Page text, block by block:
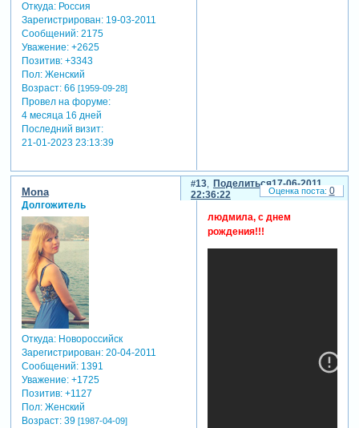
Откуда:Россия
Зарегистрирован: 19-03-2011
Сообщений:2175
Уважение: +2625
Позитив: +3343
Пол:Женский
Возраст:66 [1959-09-28]
Провел на форуме:
4 месяца 16 дней
Последний визит:
21-01-2023 23:13:39
Поделиться
13
17-06-2011
22:36:22
Mona
Долгожитель
Откуда:Новороссийск
Зарегистрирован: 20-04-2011
Сообщений:1391
Уважение: +1725
Позитив: +1127
Пол:Женский
Возраст:39 [1987-04-09]
людмила, с днем
рождения!!!
0